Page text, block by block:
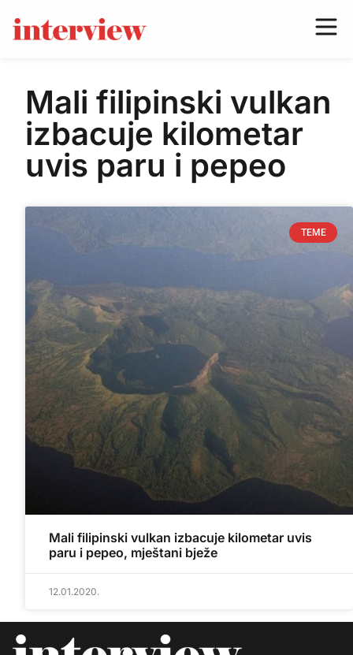
Mali filipinski vulkan
izbacuje kilometar
uvis paru i pepeo
TEME
Mali filipinski vulkan izbacuje kilometar uvis
paru i pepeo, mještani bježe
12.01.2020.